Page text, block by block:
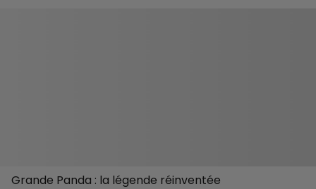
Grande Panda : la légende réinventée